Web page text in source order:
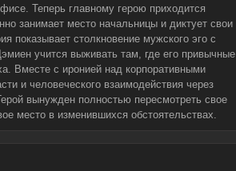
Теперь главному герою приходится
занимает место начальницы и диктует свои
показывает столкновение мужского эго с
учится выживать там, где его привычные
Вместе с иронией над корпоративными
и человеческого взаимодействия через
вынужден полностью пересмотреть свое
место в изменившихся обстоятельствах.